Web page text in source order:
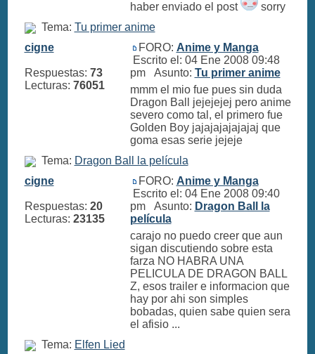
haber enviado el post
sorry
Tema: Tu primer anime
cigne
Respuestas: 73
Lecturas: 76051
FORO: Anime y Manga
Escrito el: 04 Ene 2008 09:48
pm Asunto: Tu primer anime
mmm el mio fue pues sin duda
Dragon Ball jejejejej pero anime
severo como tal, el primero fue
Golden Boy jajajajajajajaj que
goma esas serie jejeje
Tema: Dragon Ball la película
cigne
Respuestas: 20
Lecturas: 23135
FORO: Anime y Manga
Escrito el: 04 Ene 2008 09:40
pm Asunto: Dragon Ball la
película
carajo no puedo creer que aun
sigan discutiendo sobre esta
farza NO HABRA UNA
PELICULA DE DRAGON BALL
Z, esos trailer e informacion que
hay por ahi son simples
bobadas, quien sabe quien sera
el afisio ...
Tema: Elfen Lied